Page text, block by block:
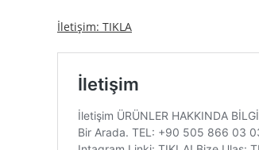
İletişim: TIKLA